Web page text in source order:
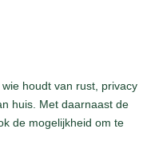
houdt van rust, privacy
huis. Met daarnaast de
de mogelijkheid om te